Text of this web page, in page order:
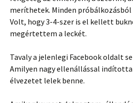
meríthetek. Minden
Volt, hogy 3-4-szer is el kellett
megértettem a leckét.
Tavaly a jelenlegi Facebook oldalt
Amilyen nagy ellenállással
élvezetet lelek benne.